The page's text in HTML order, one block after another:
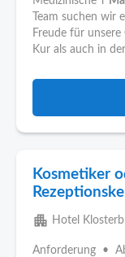
Team suchen wir
Freude für
Kur als auch in
Kosmetiker
apartment Hotel
Anforderung •